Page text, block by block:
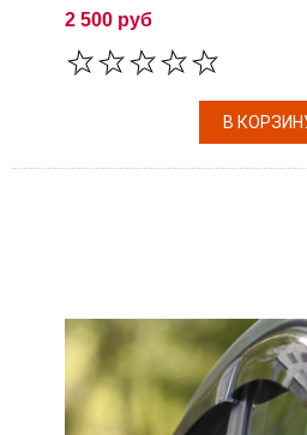
2 500 руб